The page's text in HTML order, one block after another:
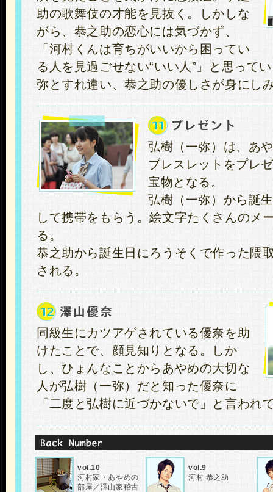
助の歌舞伎の才能を見抜く。しかしな
がら、恭之助の恋心には気づかず、
「河村くんは育ちがいいから困ってい
る人を見過ごせない“いい人”」と思って
弥とすれ違い、恭之助の優しさが身にし
弘樹（一弥）は、あ
ブレスレットをプレ
宝物となる。
弘樹（一弥）から誕
して携帯をもらう。絵文字たくさんのメ
る。
恭之助から誕生日にろうそくで作った隈
される。
同級生にカツアゲされている優奈を助
けたことで、顔見知りとなる。しか
し、ひょんなことからあやめの大切な
人が弘樹（一弥）だと知った優奈に
「二度と弘樹に近づかないで」と言われ
vol.10
河村家・あやめの
部屋／澤山家稽古
vol.9
河村 恭之助